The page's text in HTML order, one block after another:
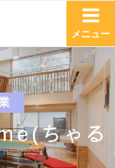
ちゃる
メニュー